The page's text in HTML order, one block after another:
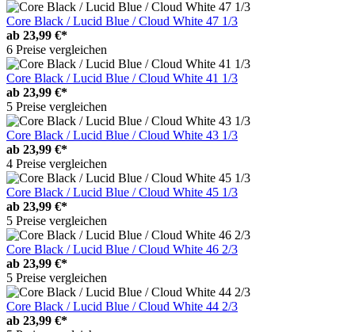
Core Black / Lucid Blue / Cloud White 47 1/3
ab 23,99 €*
6 Preise vergleichen
Core Black / Lucid Blue / Cloud White 41 1/3
ab 23,99 €*
5 Preise vergleichen
Core Black / Lucid Blue / Cloud White 43 1/3
ab 23,99 €*
4 Preise vergleichen
Core Black / Lucid Blue / Cloud White 45 1/3
ab 23,99 €*
5 Preise vergleichen
Core Black / Lucid Blue / Cloud White 46 2/3
ab 23,99 €*
5 Preise vergleichen
Core Black / Lucid Blue / Cloud White 44 2/3
ab 23,99 €*